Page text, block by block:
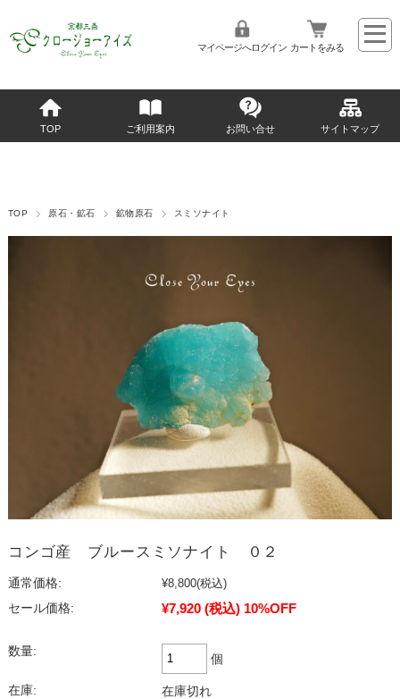
マイページへログイン カートをみる
TOP ご利用案内 お問い合せ サイトマップ
TOP 原石・鉱石 鉱物原石 スミソナイト
コンゴ産 ブルースミソナイト ０２
通常価格: ¥8,800(税込)
セール価格:
¥7,920 (税込) 10%OFF
数量:
個
在庫: 在庫切れ